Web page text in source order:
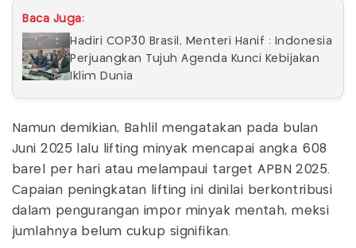
Baca Juga:
Hadiri COP30 Brasil, Menteri Hanif : Indonesia
Perjuangkan Tujuh Agenda Kunci Kebijakan
Iklim Dunia
Namun demikian, Bahlil mengatakan pada bulan
Juni 2025 lalu lifting minyak mencapai angka 608
barel per hari atau melampaui target APBN 2025.
Capaian peningkatan lifting ini dinilai berkontribusi
dalam pengurangan impor minyak mentah, meksi
jumlahnya belum cukup signifikan.